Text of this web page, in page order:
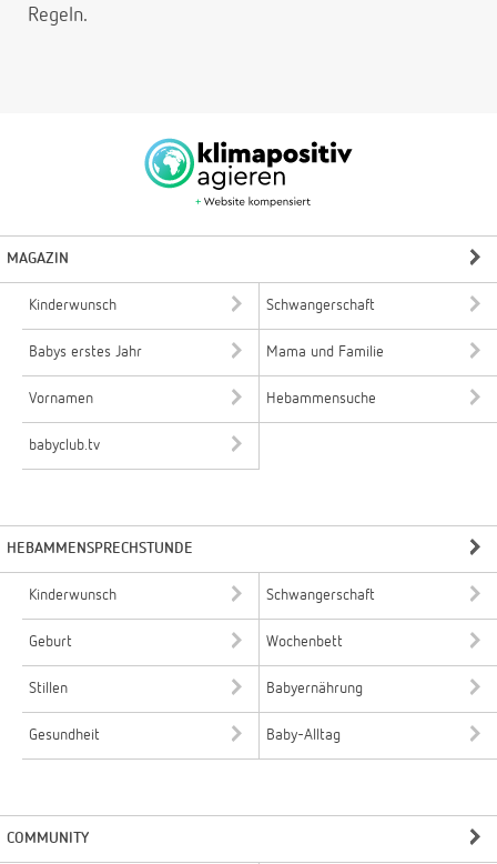
Regeln.
MAGAZIN
Kinderwunsch Schwangerschaft
Babys erstes Jahr Mama und Familie
Vornamen Hebammensuche
babyclub.tv
HEBAMMENSPRECHSTUNDE
Kinderwunsch Schwangerschaft
Geburt Wochenbett
Stillen Babyernährung
Gesundheit Baby-Alltag
COMMUNITY